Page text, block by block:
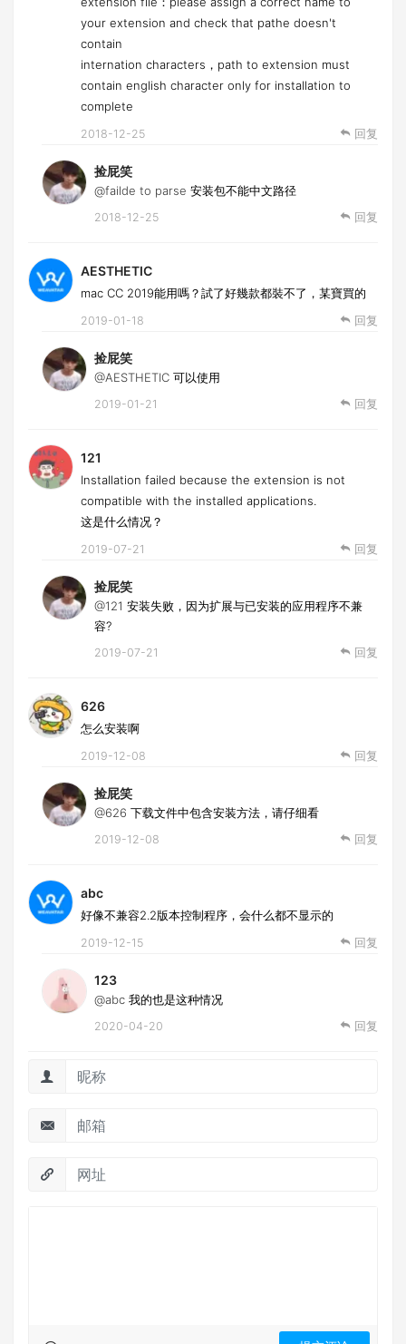
your extension and check that pathe doesn't
contain
internation characters，path to extension must
contain english character only for installation to
complete
2018-12-25 回复
捡屁笑
@failde to parse 安装包不能中文路径
2018-12-25 回复
AESTHETIC
mac CC 2019能用嗎？試了好幾款都裝不了，某寶買的
2019-01-18 回复
捡屁笑
@AESTHETIC 可以使用
2019-01-21 回复
121
Installation failed because the extension is not
compatible with the installed applications.
这是什么情况？
2019-07-21 回复
捡屁笑
@121 安装失败，因为扩展与已安装的应用程序不兼
容?
2019-07-21 回复
626
怎么安装啊
2019-12-08 回复
捡屁笑
@626 下载文件中包含安装方法，请仔细看
2019-12-08 回复
abc
好像不兼容2.2版本控制程序，会什么都不显示的
2019-12-15 回复
123
@abc 我的也是这种情况
2020-04-20 回复